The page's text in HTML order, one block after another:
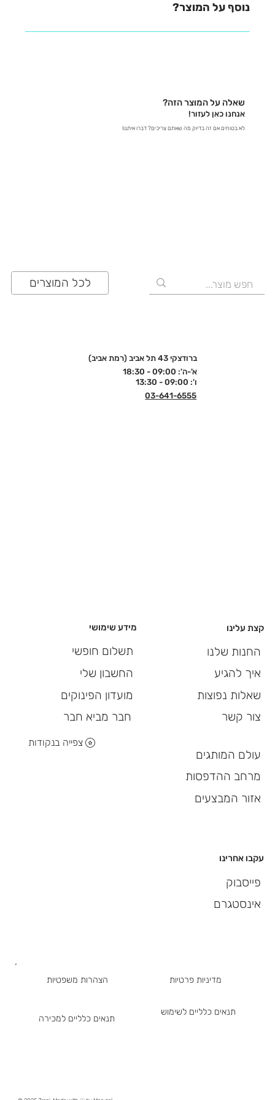
נוספת, אנחנו כאן לעזור!
נוסף על המוצר?
נשמח לעזור לכם למצוא את כל המידע שאתם צריכים! -
ולוודא שתעשו את הבחירה הנכונה!
שאלה על המוצר הזה?
אנחנו כאן לעזור!
לא בטוחים אם זה בדיוק מה שאתם צריכים? דברו איתנו!
לכל המוצרים
ברודצקי 43 תל אביב (רמת אביב)
א'-ה': 09:00 - 18:30
ו': 09:00 - 13:30
03-641-6555
מידע שימושי
תשלום חופשי
החשבון שלי
מועדון הפינוקים
חבר מביא חבר
צפייה בנקודות
עקבו אחרינו
פייסבוק
אינסטגרם
קצת עלינו
החנות שלנו
איך להגיע
שאלות נפוצות
צור קשר
עולם המותגים
מרחב ההדפסות
אזור המבצעים
מדיניות פרטיות
תנאים כלליים למכירה
תנאים כלליים לשימוש
הצהרות משפטיות